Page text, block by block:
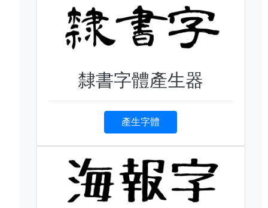
隸書字體產生器
產生字體